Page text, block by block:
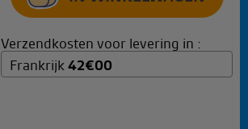
Verzendkosten voor levering in :
Frankrijk42€00